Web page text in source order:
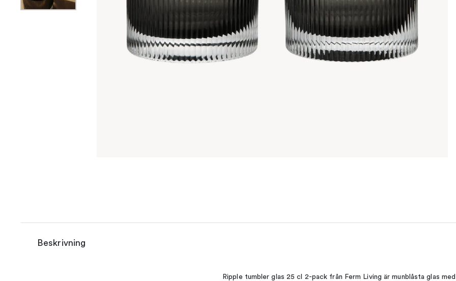
Beskrivning
Ripple tumbler glas 25 cl 2-pack från Ferm Living är munblåsta glas med